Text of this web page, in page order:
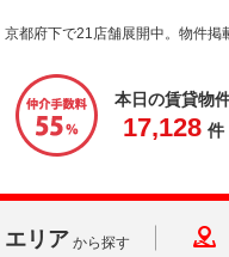
都府下で21店舗展開中。物件掲
本日の賃貸物
17,128 件
エリア から探す